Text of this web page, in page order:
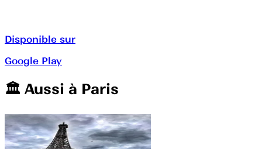
Disponible sur
Google Play
🏛️️ Aussi à Paris